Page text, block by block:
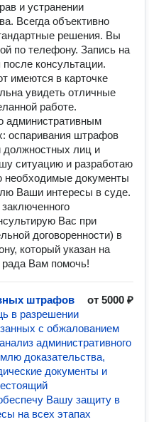
и устранении
Всегда объективно
решения. Вы
по телефону. Запись на
консультации.
имеются в карточке
увидеть отличные
работе.
административным
оспаривания штрафов
лиц и
ситуацию и разработаю
необходимые документы
Ваши интересы в суде.
Вас при
договоренности) в
который указан на
Вам помочь!
штрафов
от 5000 ₽
в разрешении
с обжалованием
административного
доказательства,
документы и
Вашу защиту в
на всех этапах